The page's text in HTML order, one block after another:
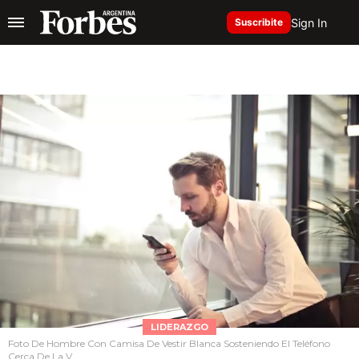
Suscribite Sign In
LIDERAZGO
Foto De Hombre Con Camisa De Vestir Blanca Sosteniendo El Teléfono
Cerca De La V